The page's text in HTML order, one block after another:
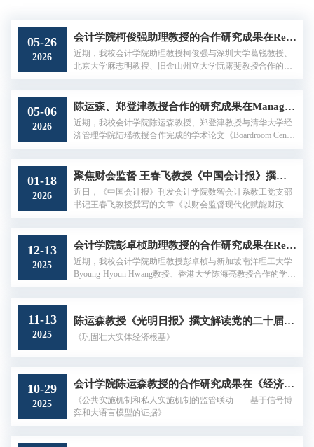
05-26
2026
会计学院柯俊强助理教授的合作研究成果在Review of Accounting Studies发表
近期，我校会计学院助理教授柯俊强与深圳大学葛锐教授、
北京大学麻志明教授、旧金山州立大学阮露斐教授合作的学
f Accounting Studies（RAST）第31卷第2期（2026年6月号）
（https://link.springer.com/article/10.1007/s11142-026-09945-
4）。RAST是会计学领域五大国际顶级期刊之一。税收政策
是政...
05-06
2026
陈运森、郑登津教授合作的研究成果在Management Science发表
近期，我校会计学院陈运森教授、郑登津教授与清华大学经
济管理学院陆瑶教授合作完成的学术论文《Boardroom Centra
第72卷第4期（https://doi.org/10.1287/mnsc.2020.01240）。Ma
nagement Science是UTD 24国际顶级期刊之一，也是中央财经
大学AAA类英文学术期刊。随着全球资本市场融合与信息技
术发展，董事会...
01-18
2026
聚焦财会监督 王春飞教授《中国会计报》撰文解读党的二十届四中全会精神
近日，《中国会计报》刊发会计学院数智会计系教工党支部
书记王春飞教授撰写的文章《以财会监督现代化赋能财政治
会监督作为党和国家监督体系的重要组成部分，其现代化建
设直接关系财政政策效能的发挥、财经秩序的维护和国家治
理的效能。锚定财会监督的时代定位新时代财会监督绝非传
统意义上财政、财务、会计监督的简单...
12-13
2025
会计学院彭卓桢助理教授的合作研究成果在Review of Financial Studies发表
近期，我校会计学院助理教授彭卓桢与新加坡南洋理工大学
Byoung-Hyoun Hwang教授、香港大学陈海亮教授合作的学术
5年12月）（https://academic.oup.com/rfs/article/38/12/3729/8245
856）。RFS是财务学领域三大国际顶级期刊之一。在资产...
11-13
2025
陈运森教授《光明日报》撰文解读党的二十届四中全会精神
《巩固壮大实体经济根基》
10-29
2025
会计学院陈运森教授的合作研究成果在《经济研究》发表
《公共实施机制和私人实施机制的监管联动——基于信号博
弈和大语言模型的证据》